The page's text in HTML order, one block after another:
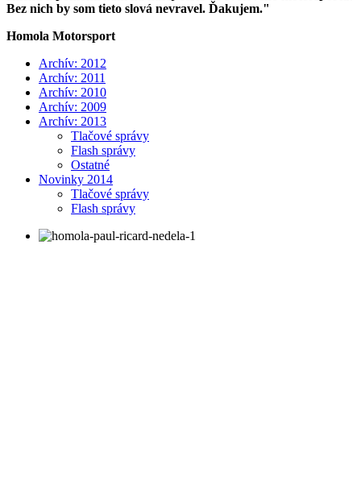
Bez nich by som tieto slová nevravel. Ďakujem."
Homola Motorsport
Archív: 2012
Archív: 2011
Archív: 2010
Archív: 2009
Archív: 2013
Tlačové správy
Flash správy
Ostatné
Novinky 2014
Tlačové správy
Flash správy